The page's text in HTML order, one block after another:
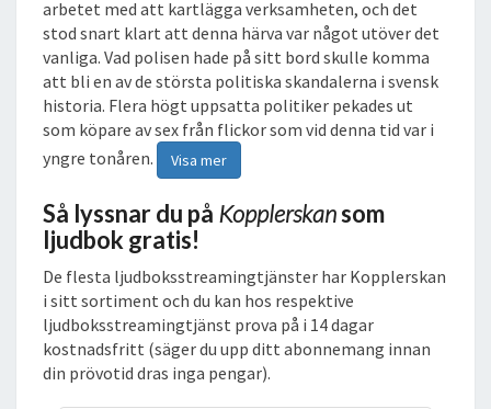
arbetet med att kartlägga verksamheten, och det
stod snart klart att denna härva var något utöver det
vanliga. Vad polisen hade på sitt bord skulle komma
att bli en av de största politiska skandalerna i svensk
historia. Flera högt uppsatta politiker pekades ut
som köpare av sex från flickor som vid denna tid var i
yngre tonåren.
Visa mer
Så lyssnar du på Kopplerskansom
ljudbok gratis!
De flesta ljudboksstreamingtjänster har Kopplerskan
i sitt sortiment och du kan hos respektive
ljudboksstreamingtjänst prova på i 14 dagar
kostnadsfritt (säger du upp ditt abonnemang innan
din prövotid dras inga pengar).